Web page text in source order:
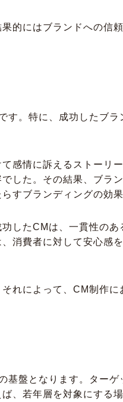
的にはブランドへの信
。特に、成功したブラ
感情に訴えるストーリ
した。その結果、ブラ
すブランディングの効
したCMは、一貫性の
消費者に対して安心感
れによって、CM制作
盤となります。ター
、若年層を対象にする